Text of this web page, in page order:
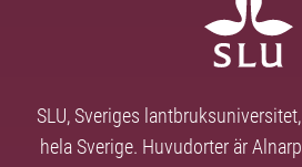
SLU, Sveriges
hela Sverige. Huvudorter är